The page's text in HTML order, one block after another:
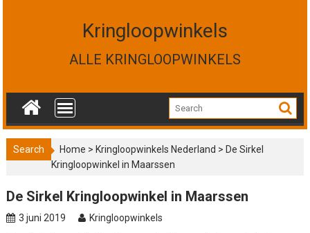
n
Kringloopwinkels
ALLE KRINGLOOPWINKELS
Search Home >Kringloopwinkels Nederland >De Sirkel
Kringloopwinkel in Maarssen
De Sirkel Kringloopwinkel in Maarssen
3 juni 2019
Kringloopwinkels